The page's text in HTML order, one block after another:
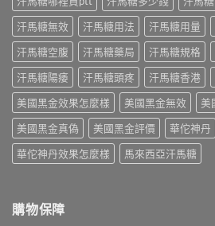
假
辨
別〉
中
分、
吃
法、
副
作
用
與
真
假
辨
別〉
中
保
養、
副
作
用
與
價
格〉
中
比
較
藥
效
時
間、
硬
度、
副
作
用，
一
懂
怎
汗馬糖無效
汗馬糖用法 汗馬糖用量
汗馬糖空腹
汗馬糖藥局 汗馬糖規格
汗馬糖陽痿
汗馬糖頭疼 汗馬糖香港
美國黑金效果怎麼樣
美國黑金無效
美
美國黑金真偽
美國黑金評價 華佗神丹
華佗神丹效果怎麼樣
馬來西亞汗馬糖
購物保障